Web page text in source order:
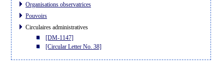
Organisations observatrices
Pouvoirs
Circulaires administratives
[DM-1147]
[Circular Letter No. 38]